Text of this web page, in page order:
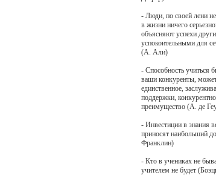
- Люди, по своей лени
в жизни ничего
объясняют успехи
успокоительными для
(А. Али)
- Способность учиться
ваши конкуренты,
единственное,
поддержки,
преимущество (А. де
- Инвестиции в знания
приносят наибольший
Франклин)
- Кто в учениках не
учителем не будет